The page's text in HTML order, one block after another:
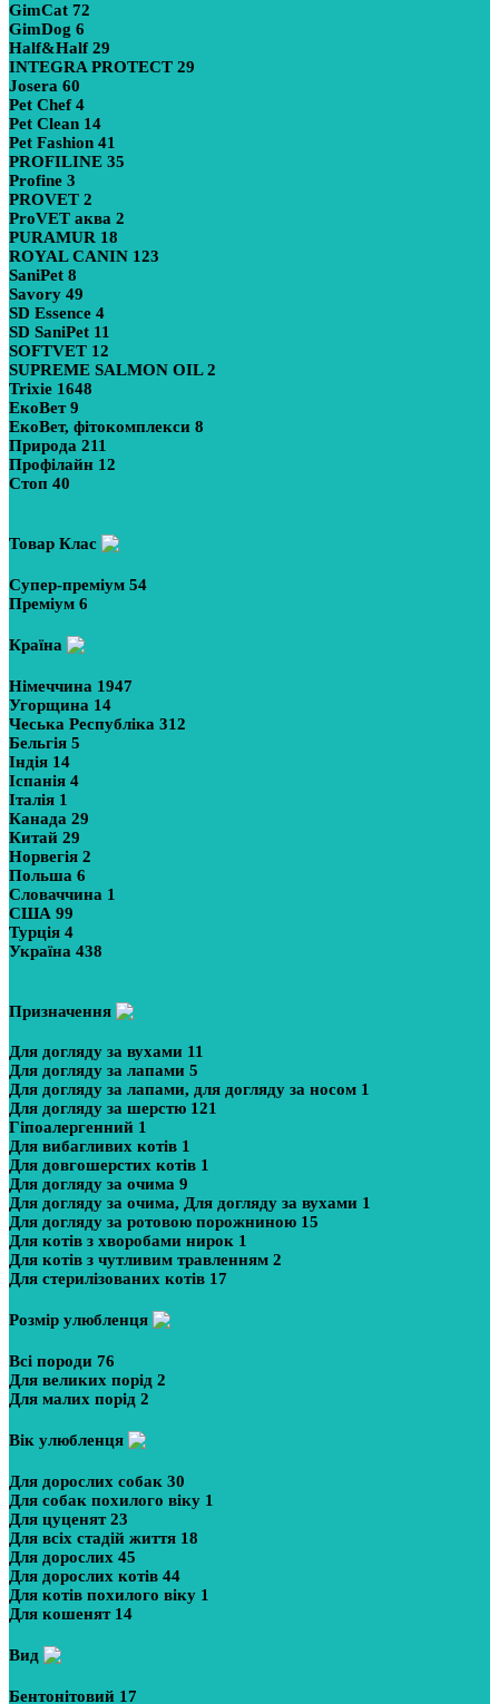
GimCat 72
GimDog 6
Half&Half 29
INTEGRA PROTECT 29
Josera 60
Pet Chef 4
Pet Clean 14
Pet Fashion 41
PROFILINE 35
Profine 3
PROVET 2
ProVET аква 2
PURAMUR 18
ROYAL CANIN 123
SaniPet 8
Savory 49
SD Essence 4
SD SaniPet 11
SOFTVET 12
SUPREME SALMON OIL2
Trixie 1648
ЕкоВет9
ЕкоВет, фітокомплекси 8
Природа 211
Профілайн 12
Стоп 40
Товар Клас
Супер-преміум 54
Преміум 6
Країна
Німеччина 1947
Угорщина 14
Чеська Республіка 312
Бельгія 5
Індія 14
Іспанія 4
Італія 1
Канада 29
Китай 29
Норвегія 2
Польша 6
Словаччина 1
США 99
Турція 4
Україна 438
Призначення
Для догляду за вухами 11
Для догляду за лапами 5
Для догляду за лапами, для догляду за носом 1
Для догляду за шерстю 121
Гіпоалергенний 1
Для вибагливих котів 1
Для довгошерстих котів 1
Для догляду за очима 9
Для догляду за очима, Для догляду за вухами 1
Для догляду за ротовою порожниною 15
Для котів з хворобами нирок 1
Для котів з чутливим травленням 2
Для стерилізованих котів 17
Розмір улюбленця
Всі породи 76
Для великих порід 2
Для малих порід 2
Вік улюбленця
Для дорослих собак 30
Для собак похилого віку 1
Для цуценят23
Для всіх стадій життя 18
Для дорослих 45
Для дорослих котів 44
Для котів похилого віку 1
Для кошенят 14
Вид
Бентонітовий 17